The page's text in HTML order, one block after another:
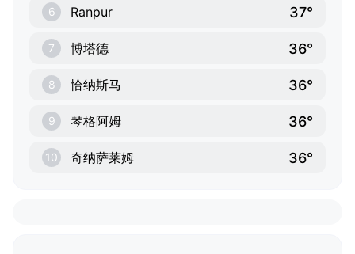
6 Ranpur 37°
7 博塔德 36°
8 恰纳斯马 36°
9 琴格阿姆 36°
10 奇纳萨莱姆 36°